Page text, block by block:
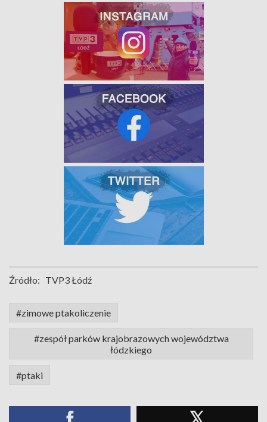
Źródło: TVP3 Łódź
#zimowe ptakoliczenie
#zespół parków krajobrazowych województwa
łódzkiego
#ptaki